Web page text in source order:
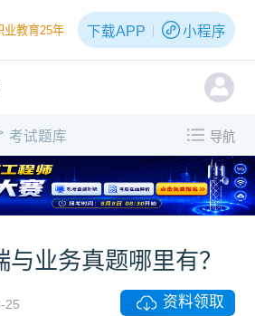
业教育25年 下载APP 小程序
考试题库 导航
业务真题哪里有？
25 资料领取